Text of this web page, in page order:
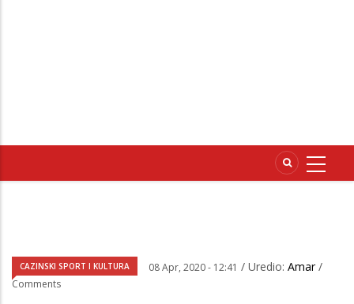
CAZINSKI SPORT I KULTURA 08 Apr, 2020 - 12:41 / Uredio: Amar/
Comments